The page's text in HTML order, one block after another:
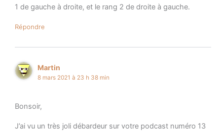
1 de gauche à droite, et le rang 2 de droite à gauche.
Répondre
Martin
8 mars 2021 à 23 h 38 min
Bonsoir,
J’ai vu un très joli débardeur sur votre podcast numéro 13